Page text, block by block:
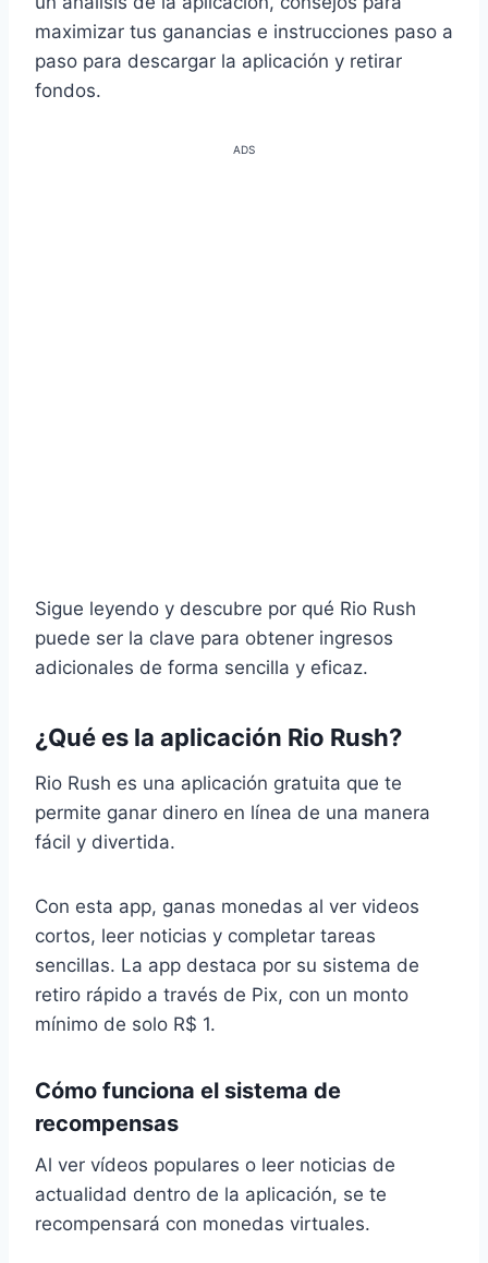
maximizar tus ganancias e instrucciones paso a
paso para descargar la aplicación y retirar
fondos.
ADS
Sigue leyendo y descubre por qué Rio Rush
puede ser la clave para obtener ingresos
adicionales de forma sencilla y eficaz.
¿Qué es la aplicación Rio Rush?
Rio Rush es una aplicación gratuita que te
permite ganar dinero en línea de una manera
fácil y divertida.
Con esta app, ganas monedas al ver videos
cortos, leer noticias y completar tareas
sencillas. La app destaca por su sistema de
retiro rápido a través de Pix, con un monto
mínimo de solo R$ 1.
Cómo funciona el sistema de
recompensas
Al ver vídeos populares o leer noticias de
actualidad dentro de la aplicación, se te
recompensará con monedas virtuales.